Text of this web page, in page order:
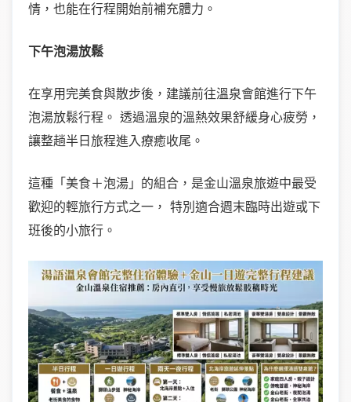
情，也能在行程開始前補充體力。
下午泡湯放鬆
在享用完美食與散步後，建議前往溫泉會館進行下午
泡湯放鬆行程。 透過溫泉的溫熱效果舒緩身心疲勞，
讓整趟半日旅程進入療癒收尾。
這種「美食＋泡湯」的組合，是金山溫泉旅遊中最受
歡迎的輕旅行方式之一， 特別適合週末臨時出遊或下
班後的小旅行。